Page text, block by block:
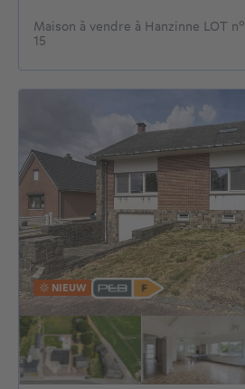
Maison à vendre à Hanzinne LOT n°
15
NIEUW